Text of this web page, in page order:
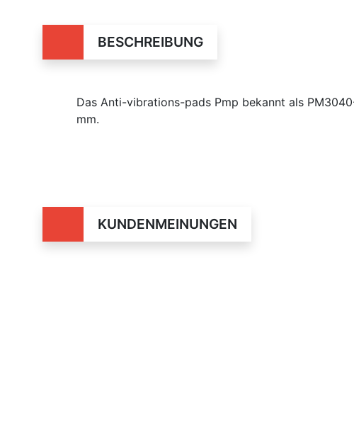
BESCHREIBUNG
Das Anti-vibrations-pads Pmp bekannt als
mm.
KUNDENMEINUNGEN